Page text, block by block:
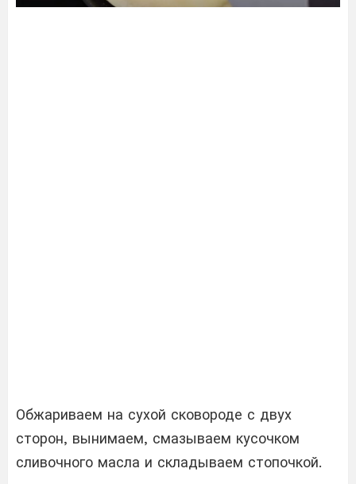
Обжариваем на сухой сковороде с двух
сторон, вынимаем, смазываем кусочком
сливочного масла и складываем стопочкой.